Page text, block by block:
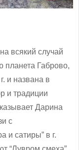
всякий случай
планета Габрово,
и названа в
и традиции
Дарина
с
и сатиры” в г.